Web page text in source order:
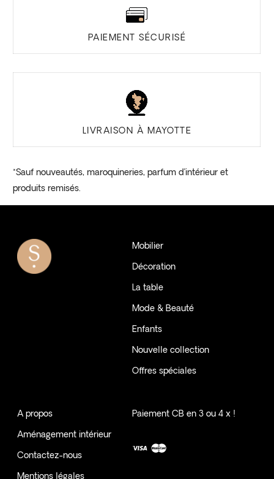
PAIEMENT SÉCURISÉ
LIVRAISON À MAYOTTE
*Sauf nouveautés, maroquineries, parfum d’intérieur et
produits remisés.
Mobilier
Décoration
La table
Mode & Beauté
Enfants
Nouvelle collection
Offres spéciales
A propos
Aménagement intérieur
Contactez-nous
Mentions légales
Paiement CB en 3 ou 4 x !